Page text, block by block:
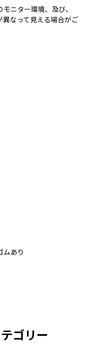
ニター環境、及び、
なって見える場合がご
ムあり
ゴリー